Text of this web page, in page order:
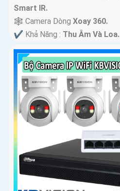
Smart IR.
🕸️ Camera Dòng Xoay 360.
️✔️ Khả Năng : Thu Âm Và Loa.